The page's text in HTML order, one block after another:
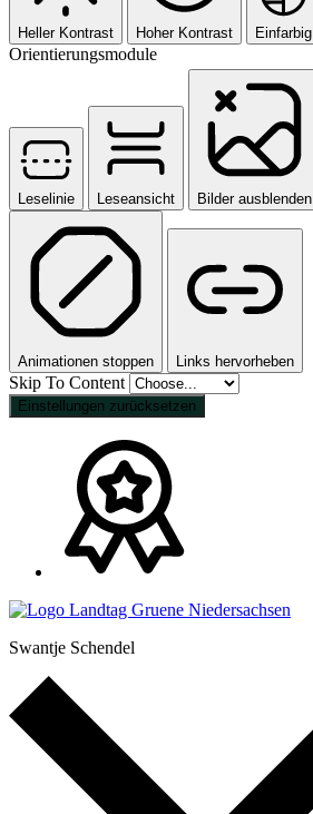
Heller Kontrast Hoher Kontrast Einfarbig
Orientierungsmodule
Leselinie Leseansicht Bilder ausblenden
Animationen stoppen Links hervorheben
Skip To Content
Einstellungen zurücksetzen
Swantje Schendel